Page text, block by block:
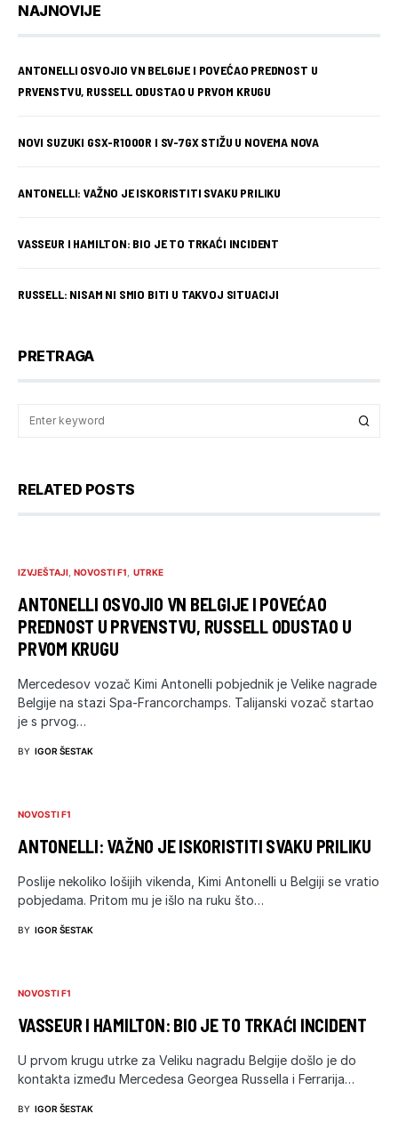
NAJNOVIJE
ANTONELLI OSVOJIO VN BELGIJE I POVEĆAO PREDNOST U
PRVENSTVU, RUSSELL ODUSTAO U PRVOM KRUGU
NOVI SUZUKI GSX-R1000R I SV-7GX STIŽU U NOVEMA NOVA
ANTONELLI: VAŽNO JE ISKORISTITI SVAKU PRILIKU
VASSEUR I HAMILTON: BIO JE TO TRKAĆI INCIDENT
RUSSELL: NISAM NI SMIO BITI U TAKVOJ SITUACIJI
PRETRAGA
RELATED POSTS
IZVJEŠTAJI NOVOSTI F1 UTRKE
ANTONELLI OSVOJIO VN BELGIJE I POVEĆAO
PREDNOST U PRVENSTVU, RUSSELL ODUSTAO U
PRVOM KRUGU
Mercedesov vozač Kimi Antonelli pobjednik je Velike nagrade
Belgije na stazi Spa-Francorchamps. Talijanski vozač startao
je s prvog…
BY IGOR ŠESTAK
NOVOSTI F1
ANTONELLI: VAŽNO JE ISKORISTITI SVAKU PRILIKU
Poslije nekoliko lošijih vikenda, Kimi Antonelli u Belgiji se vratio
pobjedama. Pritom mu je išlo na ruku što…
BY IGOR ŠESTAK
NOVOSTI F1
VASSEUR I HAMILTON: BIO JE TO TRKAĆI INCIDENT
U prvom krugu utrke za Veliku nagradu Belgije došlo je do
kontakta između Mercedesa Georgea Russella i Ferrarija…
BY IGOR ŠESTAK